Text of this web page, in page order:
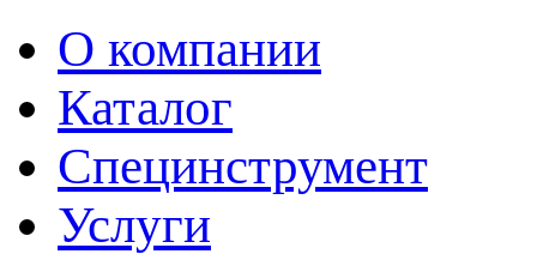
О компании
Каталог
Специнструмент
Услуги